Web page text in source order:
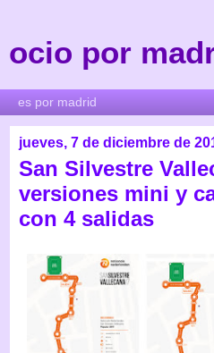
ocio por
jueves, 7 de diciembre de
San Silvestre
versiones mini y
con 4 salidas